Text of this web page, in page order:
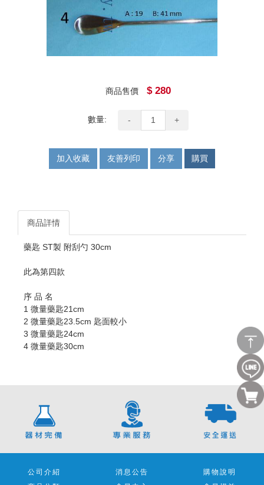
商品售價 $ 280
數量: - +
加入收藏 友善列印 分享 購買
商品詳情
藥匙 ST製 附刮勺 30cm
此為第四款
序 品 名
1 微量藥匙21cm
2 微量藥匙23.5cm 匙面較小
3 微量藥匙24cm
4 微量藥匙30cm
公司介紹 消息公告
購物說明